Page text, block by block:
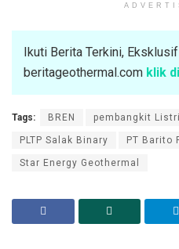
Ikuti Berita Terkini,
beritageothermal.com klik
Tags: BREN pembangkit
PLTP Salak Binary PT Barito
Star Energy Geothermal